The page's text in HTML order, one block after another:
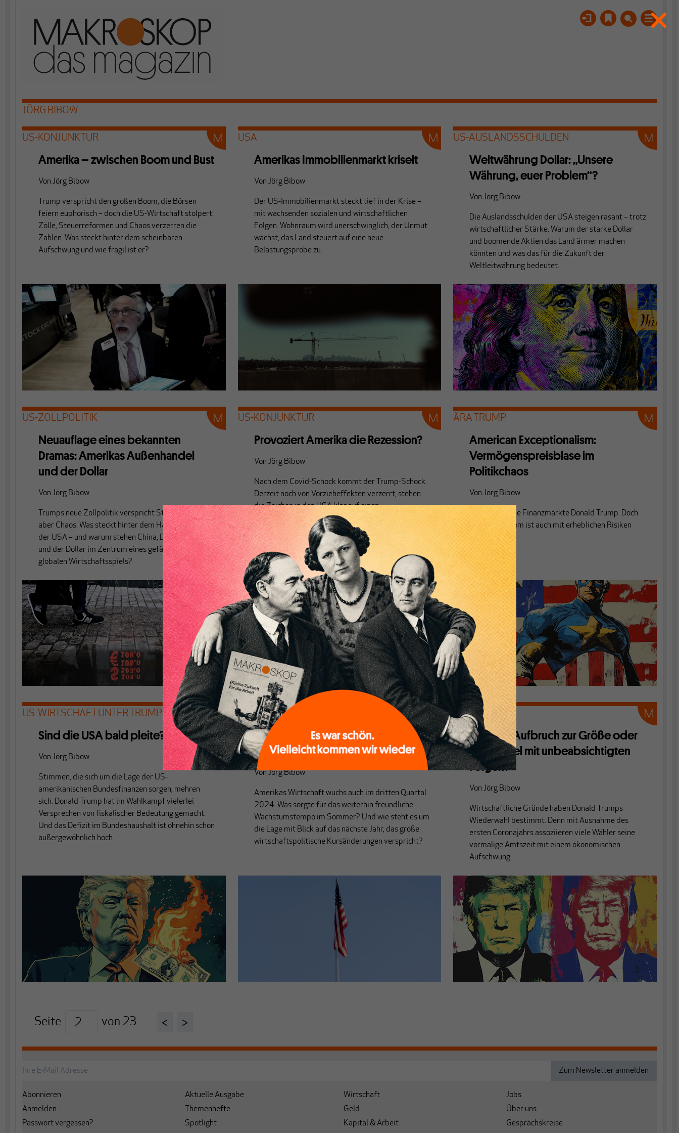
JÖRG BIBOW
US-KONJUNKTUR
Amerika – zwischen Boom und Bust
Von Jörg Bibow
Trump verspricht den großen Boom, die Börsen
feiern euphorisch – doch die US-Wirtschaft stolpert:
Zölle, Steuerreformen und Chaos verzerren die
Zahlen. Was steckt hinter dem scheinbaren
Aufschwung und wie fragil ist er?
USA
Amerikas Immobilienmarkt kriselt
Von Jörg Bibow
Der US-Immobilienmarkt steckt tief in der Krise –
mit wachsenden sozialen und wirtschaftlichen
Folgen. Wohnraum wird unerschwinglich, der Unmut
wächst, das Land steuert auf eine neue
Belastungsprobe zu.
US-AUSLANDSSCHULDEN
Weltwährung Dollar: „Unsere
Währung, euer Problem“?
VonJörg Bibow
Die Auslandsschulden der USA steigen rasant – trotz
wirtschaftlicher Stärke. Warum der starke Dollar
und boomende Aktien das Land ärmer machen
könnten und was das für die Zukunft der
Weltleitwährung bedeutet.
US-ZOLLPOLITIK
Neuauflage eines bekannten
Dramas: Amerikas Außenhandel
und der Dollar
Von Jörg Bibow
Trumps neue Zollpolitik verspricht Stärke, bringt
aber Chaos. Was steckt hinter dem Handelsdefizit
der USA – und warum stehen China, Deutschland
und der Dollar im Zentrum eines gefährlichen
globalen Wirtschaftsspiels?
US-KONJUNKTUR
Provoziert Amerika die Rezession?
Von Jörg Bibow
Nach dem Covid-Schock kommt der Trump-Schock.
Derzeit noch von Vorzieheffekten verzerrt, stehen
die Zeichen in den USA klar auf einen
konjunkturellen Abschwung.
ÄRA TRUMP
American Exceptionalism:
Vermögenspreisblase im
Politikchaos
VonJörg Bibow
Noch lieben die Finanzmärkte Donald Trump. Doch
der Aktienboom ist auch mit erheblichen Risiken
verbunden.
US-WIRTSCHAFT UNTER TRUMP
Sind die USA bald pleite?
Von Jörg Bibow
Stimmen, die sich um die Lage der US-
amerikanischen Bundesfinanzen sorgen, mehren
sich. Donald Trump hat im Wahlkampf vielerlei
Versprechen von fiskalischer Bedeutung gemacht.
Und das Defizit im Bundeshaushalt ist ohnehin schon
außergewöhnlich hoch.
US-WIRTSCHAFT
Amerikas Konjunktur stabil – Ruhe
vor dem Sturm?
VonJörg Bibow
Amerikas Wirtschaft wuchs auch im dritten Quartal
2024. Was sorgte für das weiterhin freundliche
Wachstumstempo im Sommer? Und wie steht es um
die Lage mit Blick auf das nächste Jahr, das große
wirtschaftspolitische Kursänderungen verspricht?
TRUMP I & II
Trump II: Aufbruch zur Größe oder
Denkzettel mit unbeabsichtigten
Folgen?
VonJörg Bibow
Wirtschaftliche Gründe haben Donald Trumps
Wiederwahl bestimmt. Denn mit Ausnahme des
ersten Coronajahrs assoziieren viele Wähler seine
vormalige Amtszeit mit einem ökonomischen
Aufschwung.
Seite von 23 < >
Abonnieren
Anmelden
Passwort vergessen?
Aktuelle Ausgabe
Themenhefte
Spotlight
Wirtschaft
Geld
Kapital & Arbeit
Jobs
Über uns
Gesprächskreise